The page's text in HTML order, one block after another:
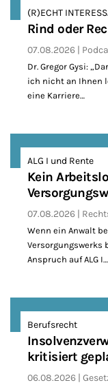
(R)ECHT
Rind oder
07.08.2026
Dr. Gregor Gysi:
ich nicht an Ihnen
eine Karriere…
ALG I und Rente
Kein
07.08.2026
Wenn ein Anwalt
Versorgungswerks
Anspruch auf ALG I…
Berufsrecht
kritisiert
06.08.2026